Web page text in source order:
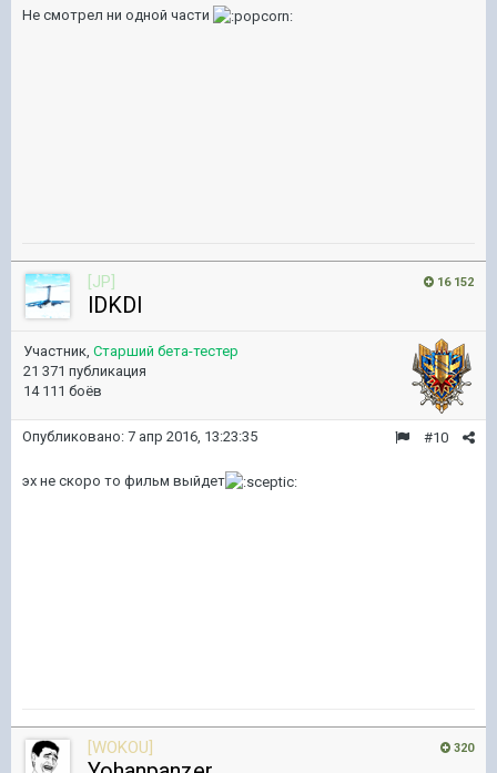
Не смотрел ни одной части
16 152
[JP]
lDKDl
Участник, Старший бета-тестер
21 371 публикация
14 111 боёв
#10
Опубликовано: 7 апр 2016, 13:23:35
эх не скоро то фильм выйдет
320
[WOKOU]